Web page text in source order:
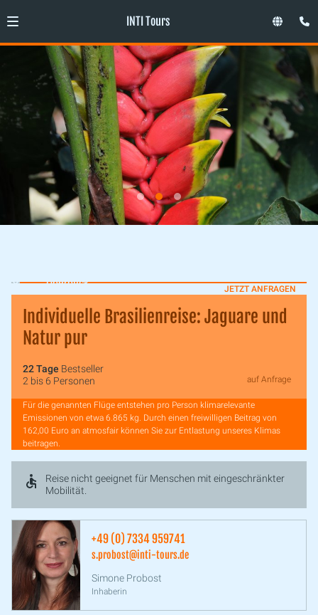
INTI Tours
Überblick
JETZT ANFRAGEN
Individuelle Brasilienreise: Jaguare und
Natur pur
22 Tage Bestseller
2 bis 6 Personen
auf Anfrage
Für die genannten Flüge entstehen pro Person klimarelevante
Emissionen von etwa 6.865 kg. Durch einen freiwilligen Beitrag von
162,00 Euro an atmosfair können Sie zur Entlastung unseres Klimas
beitragen.
Reise nicht geeignet für Menschen mit eingeschränkter
Mobilität.
+49 (0) 7334 959741
s.probost@inti-tours.de
Simone Probost
Inhaberin